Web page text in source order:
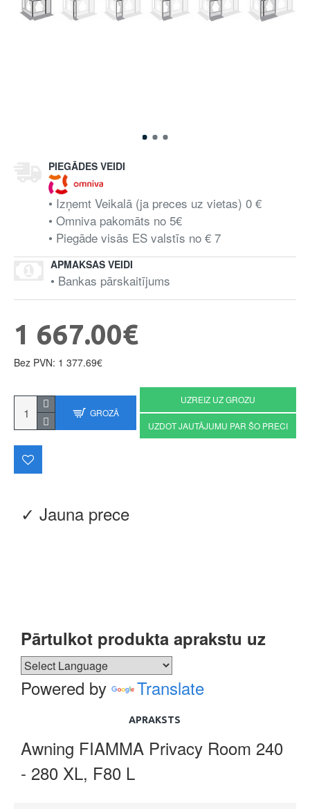
PIEGĀDES VEIDI
• Izņemt Veikalā (ja preces uz vietas) 0 €
• Omniva pakomāts no 5€
• Piegāde visās ES valstīs no € 7
APMAKSAS VEIDI
• Bankas pārskaitījums
✓ Jauna prece
Pārtulkot produkta aprakstu uz
Powered by Translate
APRAKSTS
Awning FIAMMA Privacy Room 240
- 280 XL, F80 L
1 667.00€
Bez PVN: 1 377.69€
GROZĀ
UZREIZ UZ GROZU
UZDOT JAUTĀJUMU PAR ŠO PRECI